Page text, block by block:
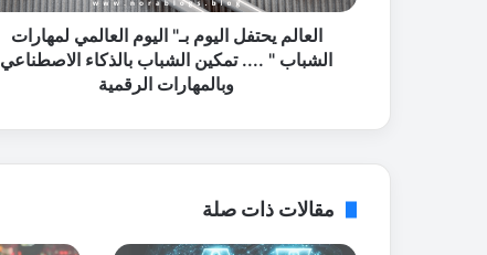
ت
ي
ـ
العالم يحتفل اليوم بـ" اليوم العالمي لمهارات
الشباب " .... تمكين الشباب بالذكاء الاصطناعي
وبالمهارات الرقمية
مقالات ذات صلة